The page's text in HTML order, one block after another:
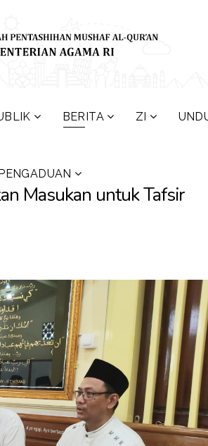
BERITA ZI
Masukan untuk Tafsir